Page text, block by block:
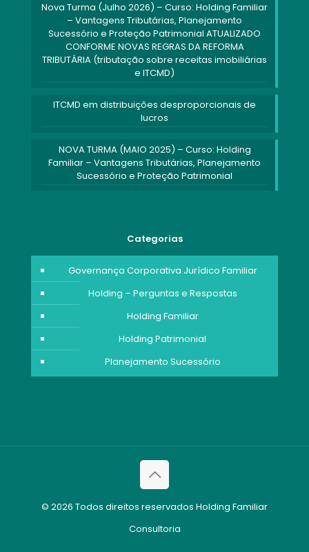
Nova Turma (Julho 2026) – Curso: Holding Familiar
– Vantagens Tributárias, Planejamento
Sucessório e Proteção Patrimonial ATUALIZADO
CONFORME NOVAS REGRAS DA REFORMA
TRIBUTÁRIA (tributação sobre receitas imobiliárias
e ITCMD)
ITCMD em distribuições desproporcionais de
lucros
NOVA TURMA (MAIO 2025) – Curso: Holding
Familiar – Vantagens Tributárias, Planejamento
Sucessório e Proteção Patrimonial
Categorias
Governança Corporativa Jurídico Familiar
Holding – Perguntas e Respostas
Holding Familiar
Holding Patrimonial
Planejamento Sucessório
© 2026 Todos direitos reservados Holding Familiar
Consultoria